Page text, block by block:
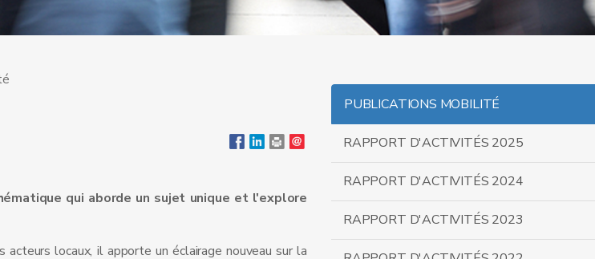
qui aborde un sujet unique et l'explore
acteurs locaux, il apporte un éclairage nouveau sur la
PUBLICATIONS MOBILITÉ
RAPPORT D'ACTIVITÉS 2025
RAPPORT D'ACTIVITÉS 2024
RAPPORT D'ACTIVITÉS 2023